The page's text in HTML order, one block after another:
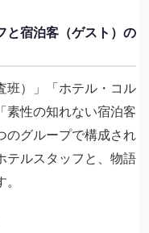
と宿泊客（ゲスト）の
班）」「ホテル・コル
素性の知れない宿泊客
のグループで構成され
テルスタッフと、物語